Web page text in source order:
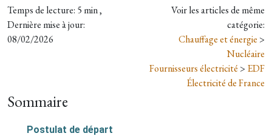
Temps de lecture: 5 min ,
Dernière mise à jour:
08/02/2026
Voir les articles de même
catégorie:
Chauffage et énergie >
Nucléaire
Fournisseurs électricité > EDF
Électricité de France
Sommaire
Postulat de départ